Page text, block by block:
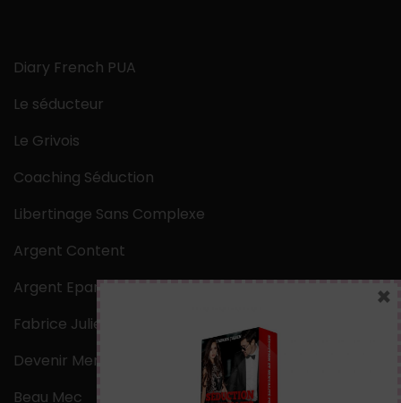
Diary French PUA
Le séducteur
Le Grivois
Coaching Séduction
Libertinage Sans Complexe
Argent Content
Argent Epargne
Fabrice Julien
Devenir Mentaliste
Beau Mec
×